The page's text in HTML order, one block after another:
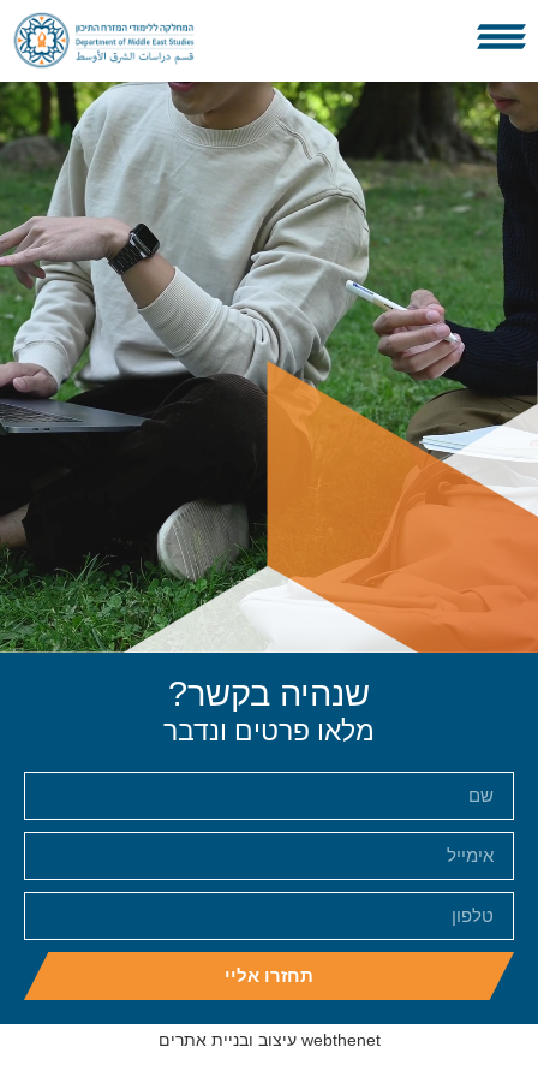
שנהיה בקשר?
מלאו פרטים ונדבר
תחזרו אליי
webthenet עיצוב ובניית אתרים